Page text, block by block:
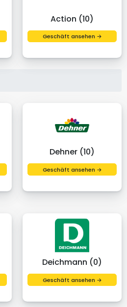
Action (10)
Geschäft ansehen →
Dehner (10)
Geschäft ansehen →
Deichmann (0)
Geschäft ansehen →